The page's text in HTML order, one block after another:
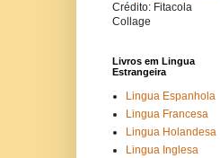
Crédito: Fitacola
Collage
Livros em Lingua
Estrangeira
Lingua Espanhola
Lingua Francesa
Lingua Holandesa
Lingua Inglesa